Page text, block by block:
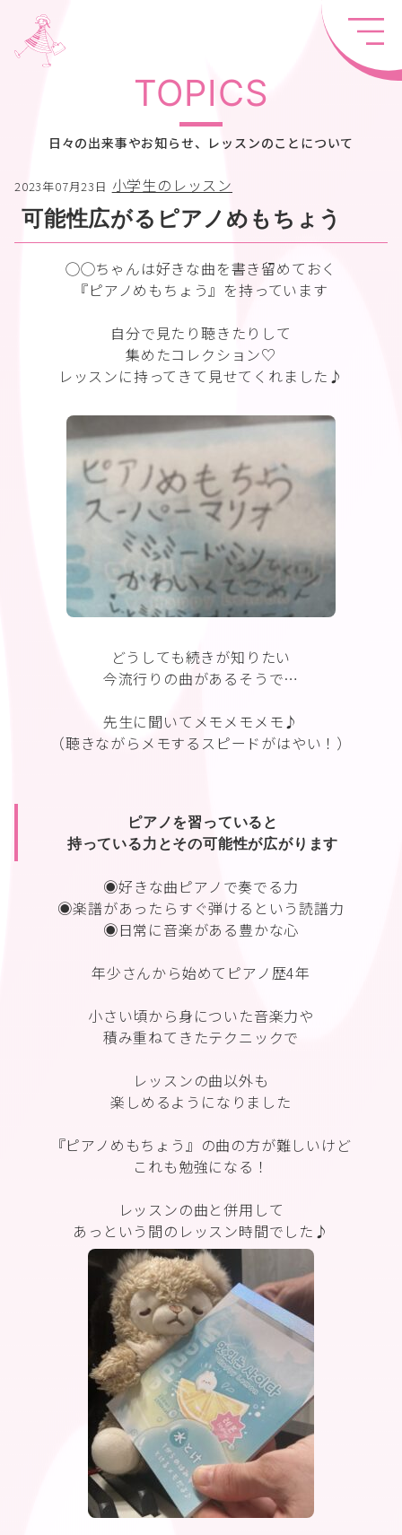
TOPICS
日々の出来事やお知らせ、レッスンのことについて
2023年07月23日 小学生のレッスン
可能性広がるピアノめもちょう
◯◯ちゃんは好きな曲を書き留めておく
『ピアノめもちょう』を持っています
自分で見たり聴きたりして
集めたコレクション♡
レッスンに持ってきて見せてくれました♪
どうしても続きが知りたい
今流行りの曲があるそうで…
先生に聞いてメモメモメモ♪
（聴きながらメモするスピードがはやい！）
ピアノを習っていると
持っている力とその可能性が広がります
◉好きな曲ピアノで奏でる力
◉楽譜があったらすぐ弾けるという読譜力
◉日常に音楽がある豊かな心
年少さんから始めてピアノ歴4年
小さい頃から身についた音楽力や
積み重ねてきたテクニックで
レッスンの曲以外も
楽しめるようになりました
『ピアノめもちょう』の曲の方が難しいけど
これも勉強になる！
レッスンの曲と併用して
あっという間のレッスン時間でした♪